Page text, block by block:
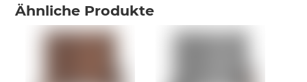
Ähnliche Produkte